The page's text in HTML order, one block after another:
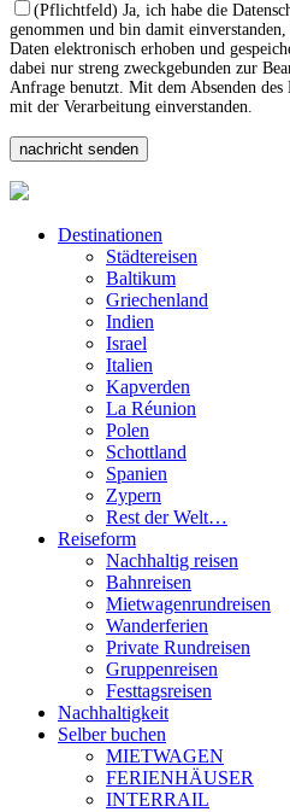
(Pflichtfeld) Ja, ich habe die
genommen und bin damit
Daten elektronisch erhoben und
dabei nur streng zweckgebunden zur
Anfrage benutzt. Mit dem Absenden
mit der Verarbeitung einverstanden.
Destinationen
Städtereisen
Baltikum
Griechenland
Indien
Israel
Italien
Kapverden
La Réunion
Polen
Schottland
Spanien
Zypern
Rest der Welt…
Reiseform
Nachhaltig reisen
Bahnreisen
Mietwagenrundreisen
Wanderferien
Private Rundreisen
Gruppenreisen
Festtagsreisen
Nachhaltigkeit
Selber buchen
MIETWAGEN
FERIENHÄUSER
INTERRAIL